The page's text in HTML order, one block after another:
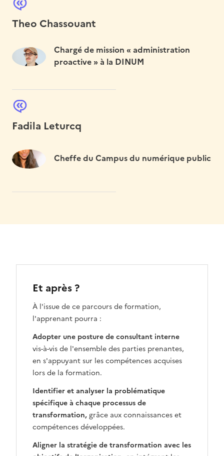
Theo Chassouant
Chargé de mission « administration
proactive » à la DINUM
Fadila Leturcq
Cheffe du Campus du numérique public
Et après ?
À l'issue de ce parcours de formation,
l'apprenant pourra :
Adopter une posture de consultant interne
vis-à-vis de l'ensemble des parties prenantes,
en s'appuyant sur les compétences acquises
lors de la formation.
Identifier et analyser la problématique
spécifique à chaque processus de
transformation,grâce aux connaissances et
compétences développées.
Aligner la stratégie de transformation avec les